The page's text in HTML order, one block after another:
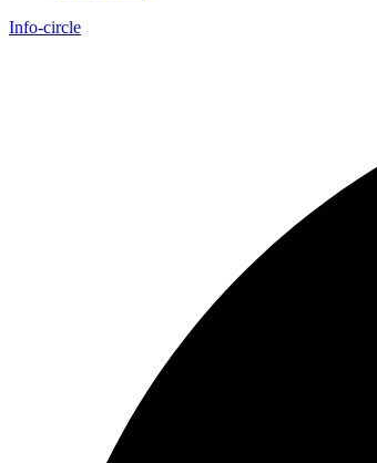
Info-circle